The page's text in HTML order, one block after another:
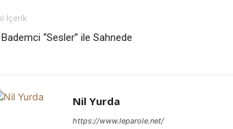
İçerik
“Sesler” ile Sahnede
Nil Yurda
https://www.leparole.net/